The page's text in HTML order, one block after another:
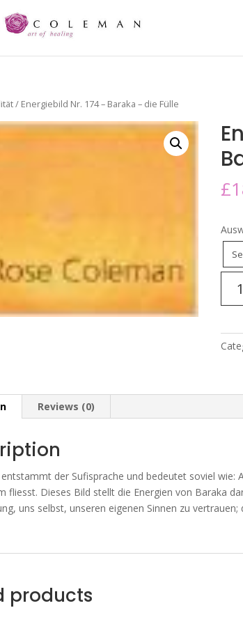
/ Energiebild Nr. 174 – Baraka – die Fülle
£
Fülle
Reviews (0)
der Sufisprache und bedeutet soviel wie:
fliesst. Dieses Bild stellt die Energien von Baraka
uns selbst, unseren eigenen Sinnen zu
products